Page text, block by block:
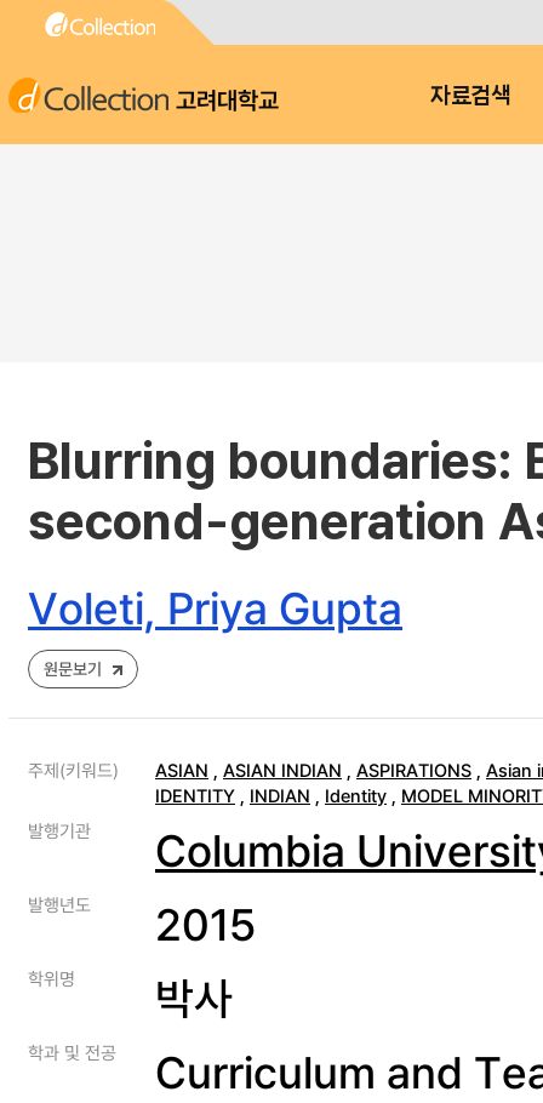
고려대학교 자료검색
Blurring boundaries:
second-generation
Voleti, Priya Gupta
원문보기
주제(키워드) ASIAN , ASIAN INDIAN , ASPIRATIONS , Asian
IDENTITY , INDIAN , Identity , MODEL
발행기관
Columbia
발행년도 2015
학위명 박사
학과 및 전공 Curriculum and